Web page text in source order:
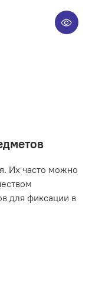
Их часто можно
для фиксации в